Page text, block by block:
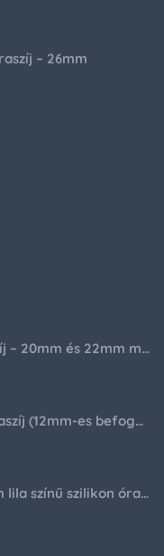
– 26mm
Keskenyített bőr óraszíj – 20mm és 22mm méretben
Krokodil mintás bőr óraszíj (12mm-es befogóval rendelkező órához)
Halloween Apple Watch lila színű szilikon óraszíj